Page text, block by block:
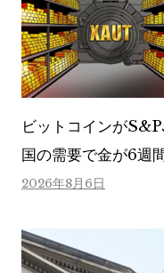
ビットコインが
国の需要で金が6週
2026年8月6日